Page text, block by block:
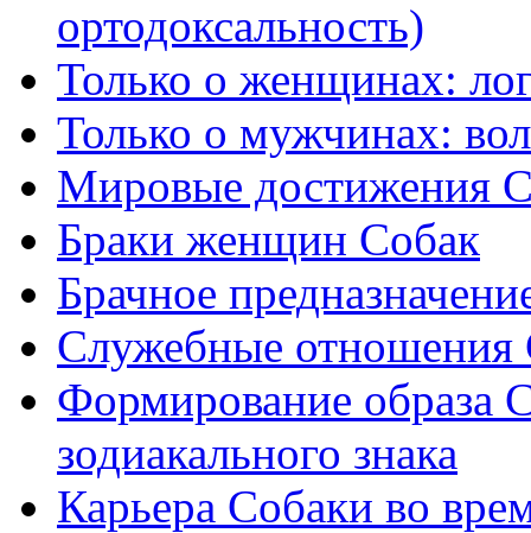
ортодоксальность)
Только о женщинах:
Только о мужчинах:
Мировые достижения
Браки женщин Собак
Брачное
Служебные отношения
Формирование образа
зодиакального знака
Карьера Собаки во